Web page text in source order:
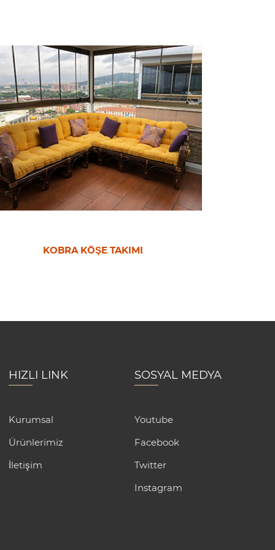
ÇANAK OTURMA GRUBU
HIZLI LINK
Kurumsal
Ürünlerimiz
İletişim
SOSYAL MEDYA
Youtube
Facebook
Twitter
Instagram